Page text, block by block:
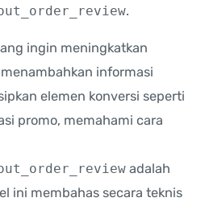
.
ingin meningkatkan
informasi
elemen konversi seperti
promo, memahami cara
adalah
ini membahas secara teknis